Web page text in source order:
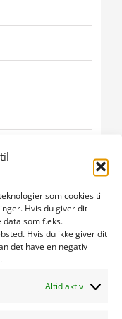
som cookies til
Hvis du giver dit
data som f.eks.
Hvis du ikke giver dit
det have en negativ
Altid aktiv